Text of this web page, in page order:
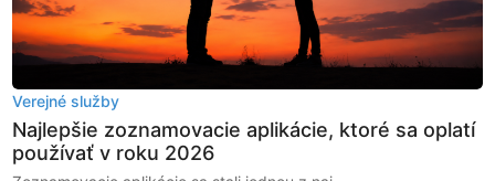
Verejné služby
Najlepšie zoznamovacie aplikácie, ktoré sa oplatí
používať v roku 2026